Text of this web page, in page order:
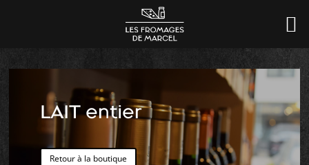
LAIT entier
Retour à la boutique